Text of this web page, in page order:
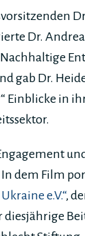
Dr.
gab Dr.
Einblicke in
In dem Film
e.V.“,